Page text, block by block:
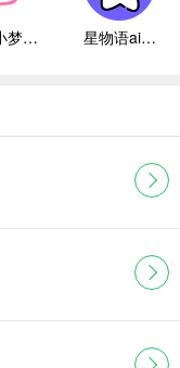
彩云小梦国际版 星物语ai聊天